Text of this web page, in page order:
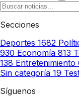
Secciones
Deportes 1682
930 Economía 813
138 Entretenimiento
Sin categoría 19
Síguenos